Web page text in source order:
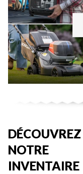
DÉCOUVREZ
NOTRE
INVENTAIRE